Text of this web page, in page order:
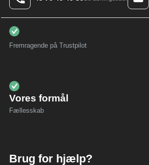
Fremragende på Trustpilot
Vores formål
Fællesskab
Brug for hjælp?